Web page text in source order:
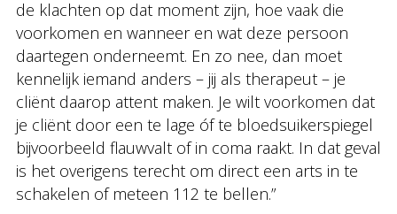
de klachten op dat moment zijn, hoe vaak die
voorkomen en wanneer en wat deze persoon
daartegen onderneemt. En zo nee, dan moet
kennelijk iemand anders – jij als therapeut – je
cliënt daarop attent maken. Je wilt voorkomen dat
je cliënt door een te lage óf te bloedsuikerspiegel
bijvoorbeeld flauwvalt of in coma raakt. In dat geval
is het overigens terecht om direct een arts in te
schakelen of meteen 112 te bellen.”